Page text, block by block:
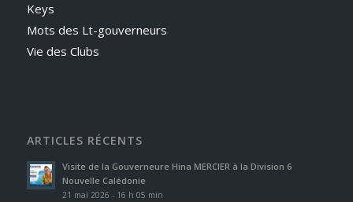
Keys
Mots des Lt-gouverneurs
Vie des Clubs
ARTICLES RÉCENTS
Visite de la Gouverneure Hina MERCIER à la Division 6
Nouvelle Calédonie
21 mai 2026 - 16 h 05 min